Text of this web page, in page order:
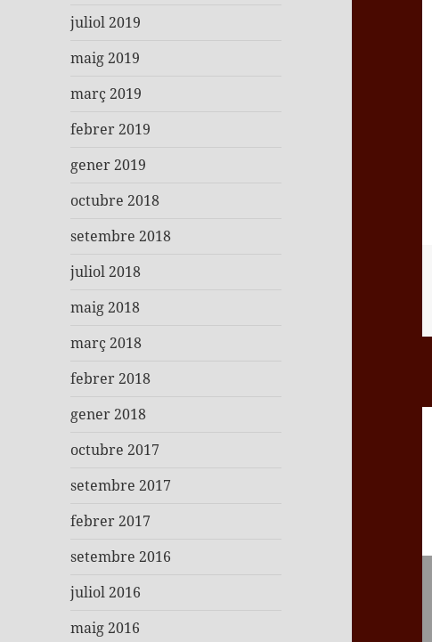
juliol 2019
maig 2019
març 2019
febrer 2019
gener 2019
octubre 2018
setembre 2018
juliol 2018
maig 2018
març 2018
febrer 2018
gener 2018
octubre 2017
setembre 2017
febrer 2017
setembre 2016
juliol 2016
maig 2016